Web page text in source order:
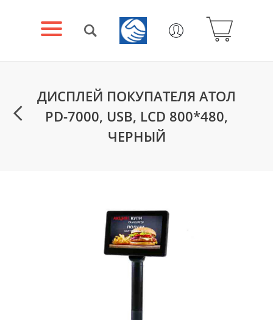
ДИСПЛЕЙ ПОКУПАТЕЛЯ АТОЛ
PD-7000, USB, LCD 800*480,
ЧЕРНЫЙ